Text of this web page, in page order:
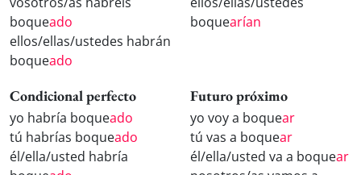
boqueado
ellos/ellas/ustedes habrán
boqueado
boquearían
Condicional perfecto
yo habría boqueado
tú habrías boqueado
él/ella/usted habría
Futuro próximo
yo voy a boquear
tú vas a boquear
él/ella/usted va a boquear